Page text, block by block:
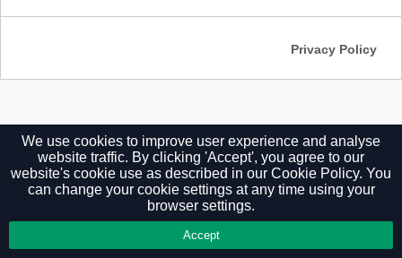
Privacy Policy
We use cookies to improve user experience and analyse
website traffic. By clicking 'Accept', you agree to our
website's cookie use as described in our Cookie Policy. You
can change your cookie settings at any time using your
browser settings.
Accept